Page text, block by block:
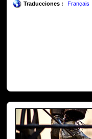
Traducciones : Français